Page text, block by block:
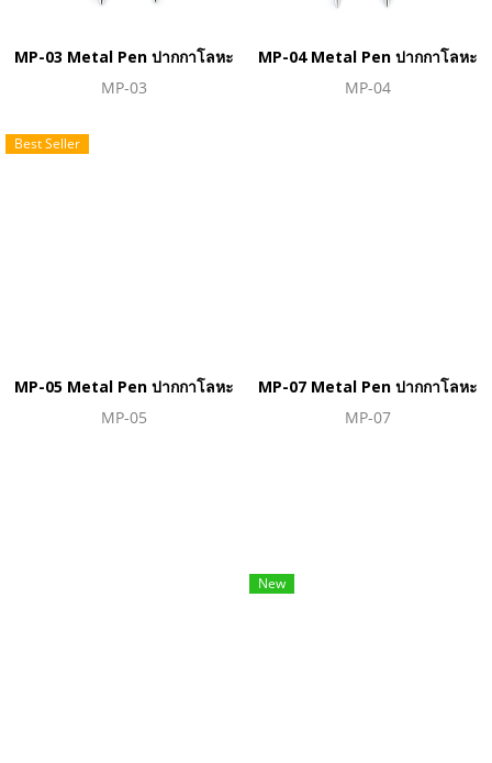
MP-03 Metal Pen ปากกาโลหะ
MP-03
MP-04 Metal Pen ปากกาโลหะ
MP-04
Best Seller
MP-05 Metal Pen ปากกาโลหะ
MP-05
MP-07 Metal Pen ปากกาโลหะ
MP-07
New